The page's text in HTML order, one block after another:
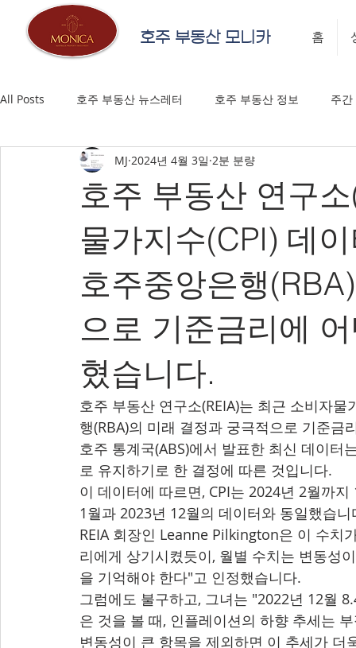
호주 부동산 모니카 홈
All Posts 호주 부동산 뉴스레터 호주 부동산 정보 주
호주 부동산 연구
물가지수(CPI) 데
호주중앙은행
으로 기준금리에
혔습니다.
MJ 2024년 4월 3일 2분 분량
호주 부동산 연구소(REIA)는 최근 소비자
행(RBA)의 미래 결정과 궁극적으로 기준
호주 통계국(ABS)에서 발표한 최신 데이터
로 유지하기로 한 결정에 따른 것입니다.
이 데이터에 따르면, CPI는 2024년 2월까
1월과 2023년 12월의 데이터와 동일했습니
REIA 회장인 Leanne Pilkington은 이 수치
리에게 상기시켰듯이, 월별 수치는 변동성
을 기억해야 한다"고 인정했습니다.
그럼에도 불구하고, 그녀는 "2022년 12월
은 것을 볼 때, 인플레이션의 하향 추세는
변동성이 큰 항목을 제외하면 이 추세가